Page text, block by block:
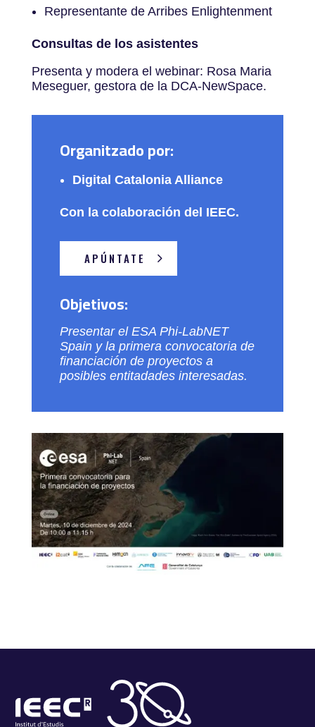
Representante de Arribes Enlightenment
Consultas de los asistentes
Presenta y modera el webinar: Rosa Maria
Meseguer, gestora de la DCA-NewSpace.
Organitzado por:
Digital Catalonia Alliance
Con la colaboración del IEEC.
APÚNTATE
Objetivos:
Presentar el ESA Phi-LabNET
Spain y la primera convocatoria de
financiación de proyectos a
posibles entitadades interesadas.